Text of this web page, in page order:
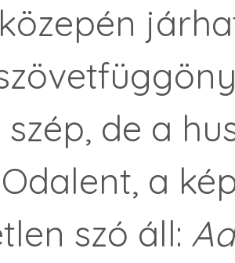
szép, de a
a
szó áll: